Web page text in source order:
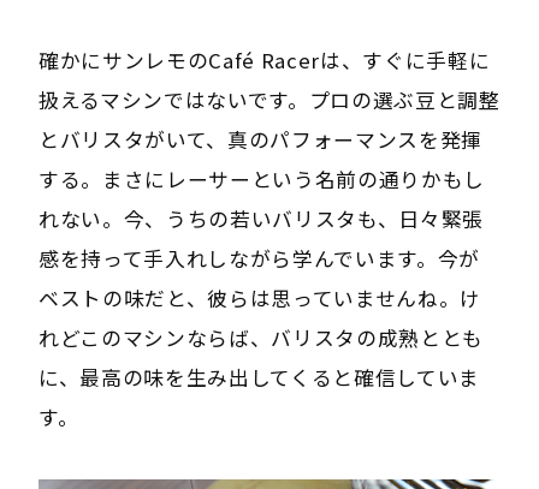
確かにサンレモのCafé Racerは、すぐに手軽に
扱えるマシンではないです。プロの選ぶ豆と調整
とバリスタがいて、真のパフォーマンスを発揮
する。まさにレーサーという名前の通りかもし
れない。今、うちの若いバリスタも、日々緊張
感を持って手入れしながら学んでいます。今が
ベストの味だと、彼らは思っていませんね。け
れどこのマシンならば、バリスタの成熟ととも
に、最高の味を生み出してくると確信していま
す。